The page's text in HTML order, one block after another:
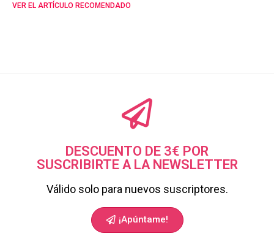
VER EL ARTÍCULO RECOMENDADO
DESCUENTO DE 3€ POR
SUSCRIBIRTE A LA NEWSLETTER
Válido solo para nuevos suscriptores.
¡Apúntame!